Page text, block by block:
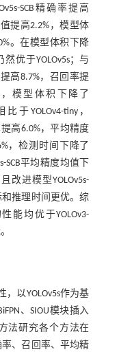
SCB精确率提高
提高2.2%，模型体
。在模型体积下降
然优于YOLOv5s；与
提高8.7%，召回率提
模型体积下降了
于YOLOv4-tiny，
提高6.0%，平均精度
，检测时间下降了
SCB平均精度均值下
改进模型YOLOv5s-
和推理时间更优。综
能均优于YOLOv3-
，以YOLOv5s作为基
、SIOU模块插入
法研究各个方法在
率、召回率、平均精